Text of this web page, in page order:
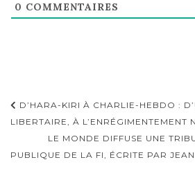
0 COMMENTAIRES
Navigation
d'article
D’HARA-KIRI À CHARLIE-HEBDO :
LIBERTAIRE, À L’ENRÉGIMENTEMENT
LE MONDE DIFFUSE UNE
PUBLIQUE DE LA FI, ÉCRITE PAR